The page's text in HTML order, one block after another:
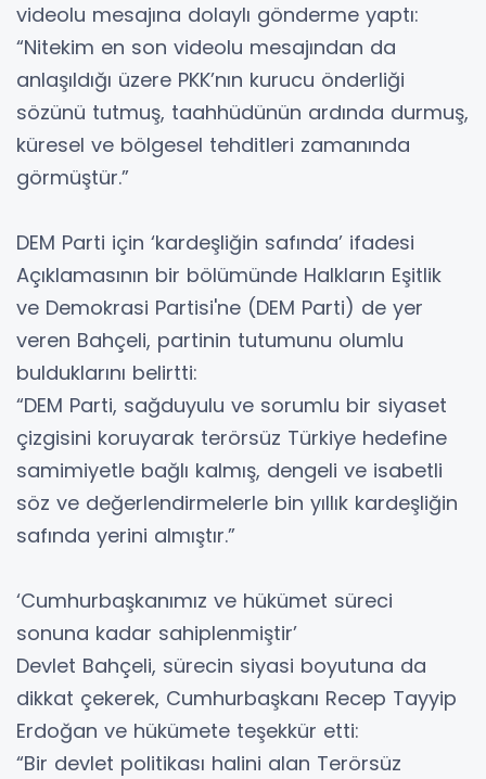
videolu mesajına dolaylı gönderme yaptı:
“Nitekim en son videolu mesajından da
anlaşıldığı üzere PKK’nın kurucu önderliği
sözünü tutmuş, taahhüdünün ardında durmuş,
küresel ve bölgesel tehditleri zamanında
görmüştür.”
DEM Parti için ‘kardeşliğin safında’ ifadesi
Açıklamasının bir bölümünde Halkların Eşitlik
ve Demokrasi Partisi'ne (DEM Parti) de yer
veren Bahçeli, partinin tutumunu olumlu
bulduklarını belirtti:
“DEM Parti, sağduyulu ve sorumlu bir siyaset
çizgisini koruyarak terörsüz Türkiye hedefine
samimiyetle bağlı kalmış, dengeli ve isabetli
söz ve değerlendirmelerle bin yıllık kardeşliğin
safında yerini almıştır.”
‘Cumhurbaşkanımız ve hükümet süreci
sonuna kadar sahiplenmiştir’
Devlet Bahçeli, sürecin siyasi boyutuna da
dikkat çekerek, Cumhurbaşkanı Recep Tayyip
Erdoğan ve hükümete teşekkür etti:
“Bir devlet politikası halini alan Terörsüz